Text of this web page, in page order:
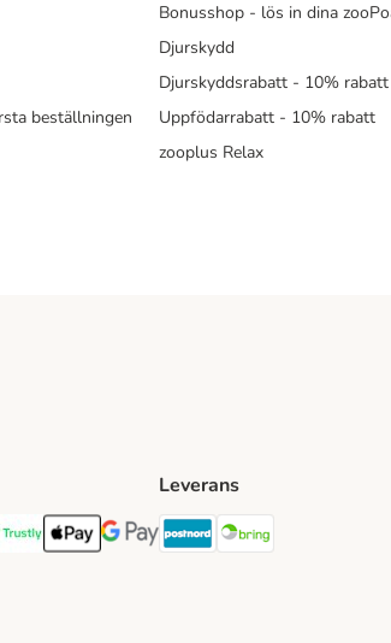
beställningen
Bonusshop - lös in dina
Djurskydd
Djurskyddsrabatt - 10% rabatt
Uppfödarrabatt - 10% rabatt
zooplus Relax
Method
Payment Method
Apple Pay Payment Method
Googple Pay Payment Method
Leverans
Postnord Shipping